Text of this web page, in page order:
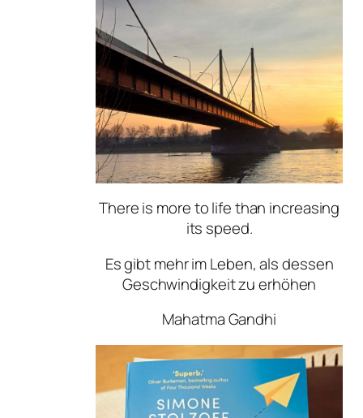
There is more to life than increasing
its speed.
Es gibt mehr im Leben, als dessen
Geschwindigkeit zu erhöhen
Mahatma Gandhi